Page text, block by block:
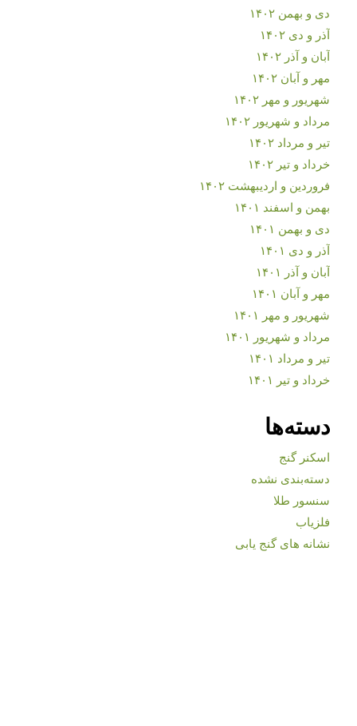
دی و بهمن ۱۴۰۲
آذر و دی ۱۴۰۲
آبان و آذر ۱۴۰۲
مهر و آبان ۱۴۰۲
شهریور و مهر ۱۴۰۲
مرداد و شهریور ۱۴۰۲
تیر و مرداد ۱۴۰۲
خرداد و تیر ۱۴۰۲
فروردین و اردیبهشت ۱۴۰۲
بهمن و اسفند ۱۴۰۱
دی و بهمن ۱۴۰۱
آذر و دی ۱۴۰۱
آبان و آذر ۱۴۰۱
مهر و آبان ۱۴۰۱
شهریور و مهر ۱۴۰۱
مرداد و شهریور ۱۴۰۱
تیر و مرداد ۱۴۰۱
خرداد و تیر ۱۴۰۱
دسته‌ها
اسکنر گنج
دسته‌بندی نشده
سنسور طلا
فلزیاب
نشانه های گنج یابی